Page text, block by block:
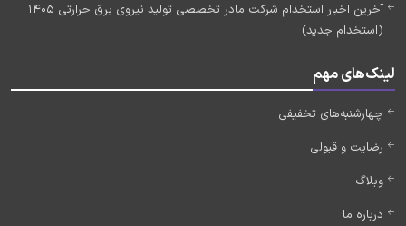
آخرین اخبار استخدام شرکت مادر تخصصی تولید نیروی برق حرارتی 1405
(استخدام جدید)
لینک‌های مهم
چهارشنبه‌های تخفیفی
رضایت و قبولی
وبلاگ
درباره ما